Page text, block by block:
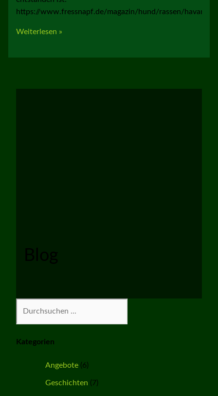
https://www.fressnapf.de/magazin/hund/rassen/
Rasseportrait
Weiterlesen »
Blog
Kategorien
Angebote(6)
Geschichten (7)